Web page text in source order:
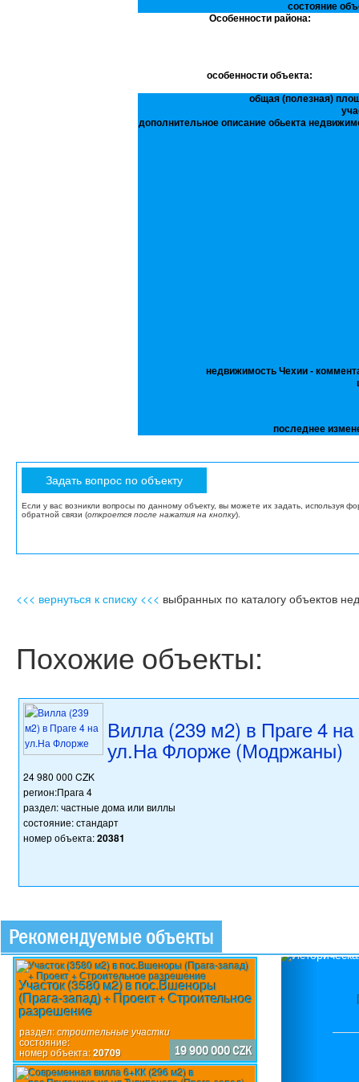
состояние
Особенности района:
особенности объекта:
общая (полезная)
дополнительное описание обьекта
недвижимость Чехии -
последнее
Если у вас возникли вопросы по данному объекту, вы можете их задать, используя
обратной связи (откроется после нажатия на кнопку).
<<< вернуться к списку <<< выбранных по каталогу объектов
Похожие объекты:
Вилла (239 м2) в Праге 4 на
ул.На Флорже (Модржаны)
24 980 000 CZK
регион:Прага 4
раздел: частные дома или виллы
состояние: стандарт
номер объекта:20381
Рекомендуемые объекты
Участок (3580 м2) в пос.Вшеноры
(Прага-запад) + Проект + Строительное
разрешение
раздел:строительные участки
состояние:
номер объекта:20709 19 900 000 CZK
Previous